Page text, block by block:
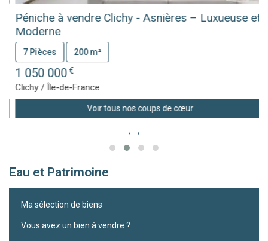
Péniche à vendre Clichy - Asnières – Luxueuse et
Moderne
7 Pièces 200 m²
1 050 000€
Clichy / Île-de-France
Voir tous nos coups de cœur
‹ ›
Eau et Patrimoine
Ma sélection de biens
Vous avez un bien à vendre ?